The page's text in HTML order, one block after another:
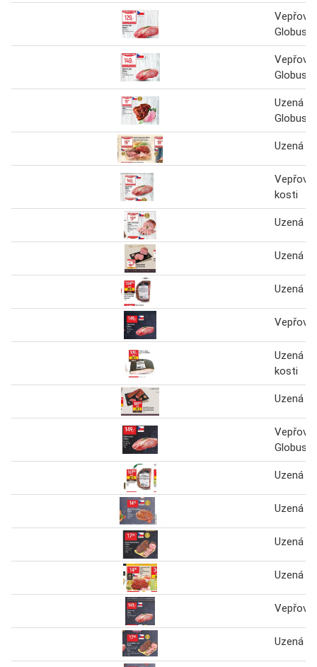
Vepřová
Globus
Vepřová
Globus
Uzená
Globus
Uzená
Vepřová
kosti
Uzená
Uzená
Uzená
Vepřová
Uzená
kosti
Uzená
Vepřová
Globus
Uzená
Uzená
Uzená
Uzená
Vepřová
Uzená